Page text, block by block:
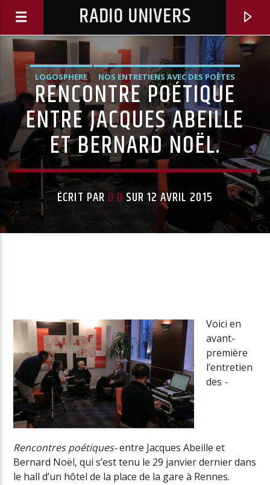
RADIO UNIVERS
Titre diffusé :
Radio Univers
LOGOSPHERE
NOS ENTRETIENS AVEC DES POÈTES
VIDÉOS
RENCONTRE POÉTIQUE
ENTRE JACQUES ABEILLE
ET BERNARD NOËL.
ÉCRIT PAR D.D SUR 12 AVRIL 2015
Voici en
avant-
première
l’entretien
des -
Rencontres poétiques-entre Jacques Abeille et
Bernard Noël, qui s’est tenu le 29 janvier dernier dans
le hall d’un hôtel de la place de la gare à Rennes.